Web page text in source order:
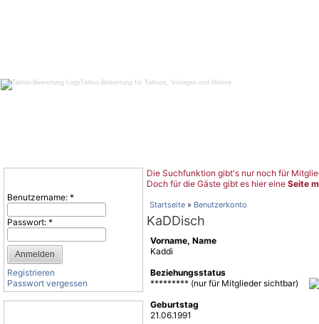
Tattoo-Bewertung für Tattoos, Vorlagen und Motive
Benutzername: *
Passwort: *
Registrieren
Passwort vergessen
Die Suchfunktion gibt's nur noch für
Doch für die Gäste gibt es hier eine Seite
Startseite » Benutzerkonto
KaDDisch
Vorname, Name
Kaddi
Beziehungsstatus
********* (nur für Mitglieder sichtbar)
Geburtstag
21.06.1991